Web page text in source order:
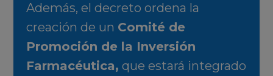
Además, el decreto ordena la
creación de un Comité de
Promoción de la Inversión
Farmacéutica, que estará integrado